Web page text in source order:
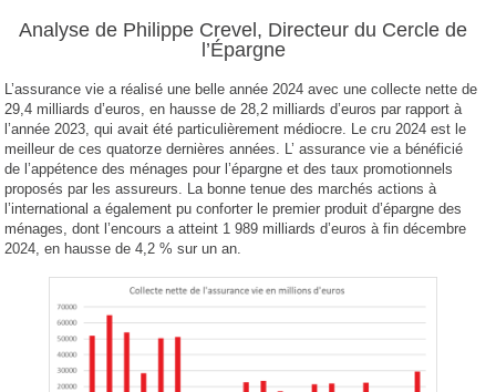
Analyse de Philippe Crevel, Directeur du Cercle de
l’Épargne
L’assurance vie a réalisé une belle année 2024 avec une collecte nette de
29,4 milliards d’euros, en hausse de 28,2 milliards d’euros par rapport à
l’année 2023, qui avait été particulièrement médiocre. Le cru 2024 est le
meilleur de ces quatorze dernières années. L’ assurance vie a bénéficié
de l’appétence des ménages pour l’épargne et des taux promotionnels
proposés par les assureurs. La bonne tenue des marchés actions à
l’international a également pu conforter le premier produit d’épargne des
ménages, dont l’encours a atteint 1 989 milliards d’euros à fin décembre
2024, en hausse de 4,2 % sur un an.